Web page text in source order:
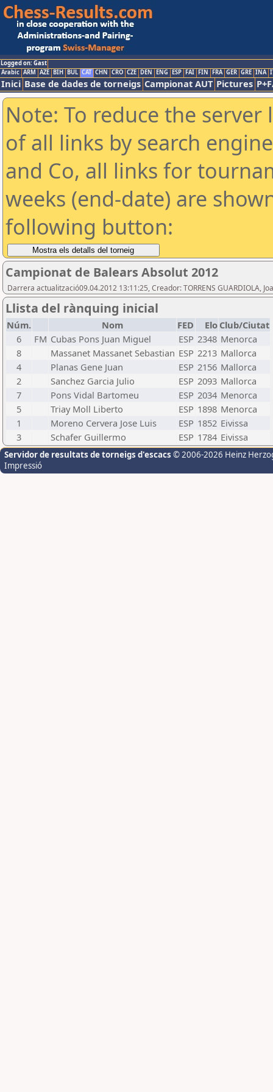
Logged on: Gast
Arabic ARM AZE BIH BUL CAT CHN CRO CZE DEN ENG ESP FAI FIN FRA GER GRE INA
Inici Base de dades de torneigs Campionat AUT Pictures
Note: To reduce the
of all links by search
and Co, all links for
weeks (end-date) are
following button:
Campionat de Balears Absolut 2012
Darrera actualització09.04.2012 13:11:25, Creador: TORRENS GUARDIOLA,
Llista del rànquing inicial
Núm. Nom FED Elo Club/Ciutat
6
FM Cubas Pons Juan Miguel ESP 2348 Menorca
8
Massanet Massanet Sebastian ESP 2213 Mallorca
4
Planas Gene Juan ESP 2156 Mallorca
2
Sanchez Garcia Julio ESP 2093 Mallorca
7
Pons Vidal Bartomeu ESP 2034 Menorca
5
Triay Moll Liberto ESP 1898 Menorca
1
Moreno Cervera Jose Luis ESP 1852 Eivissa
3
Schafer Guillermo ESP 1784 Eivissa
Servidor de resultats de torneigs d'escacs © 2006-2026 Heinz
Impressió